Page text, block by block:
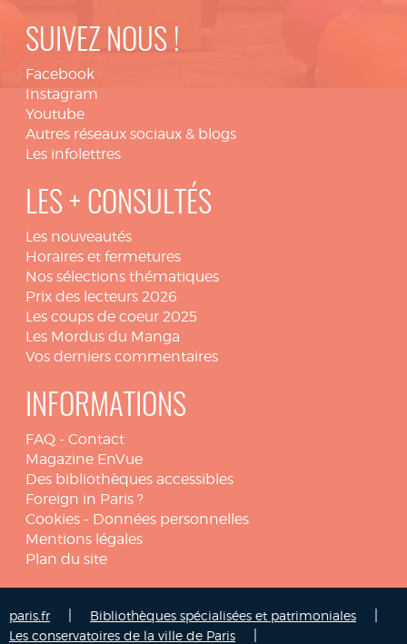
SUIVEZ NOUS !
Facebook
Instagram
Youtube
Autres réseaux sociaux & blogs
Les infolettres
LES + CONSULTÉS
Les nouveautés
Horaires et fermetures
Nos sélections thématiques
Prix des lecteurs 2026
Les coups de coeur 2025
Les Mordus du Manga
Vos derniers commentaires
INFORMATIONS
FAQ - Contact
Magazine EnVue
Des bibliothèques accessibles
Foreign in Paris ?
Cookies - Données personnelles
Mentions légales
Plan du site
paris.fr Bibliothèques spécialisées et patrimoniales
Les conservatoires de la ville de Paris